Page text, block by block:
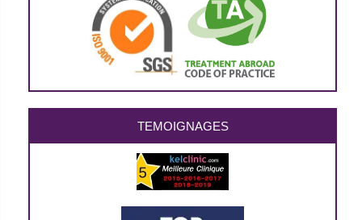
TEMOIGNAGES